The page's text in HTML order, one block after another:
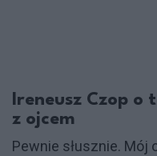
Ireneusz Czop
z ojcem
Pewnie słusznie. Mój